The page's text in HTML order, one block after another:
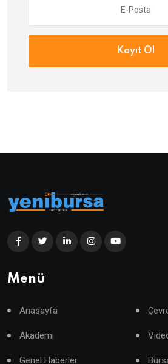
Kayıt Ol
Menü
Anasayfa
Akademi
Genel Haberler